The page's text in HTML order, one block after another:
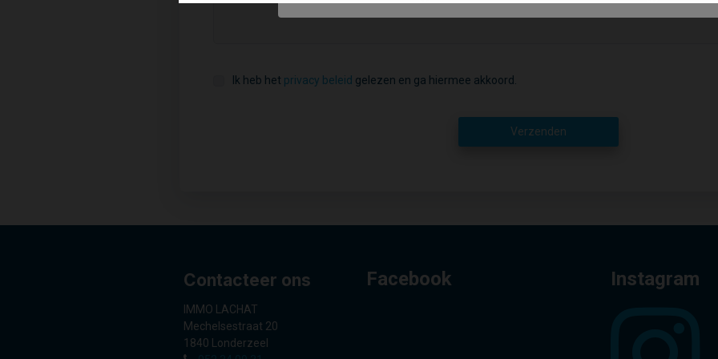
Ik heb het privacy beleid gelezen en ga hiermee akkoord.
Verzenden
Contacteer ons
IMMO LACHAT
Mechelsestraat 20
1840 Londerzeel
Facebook Instagram